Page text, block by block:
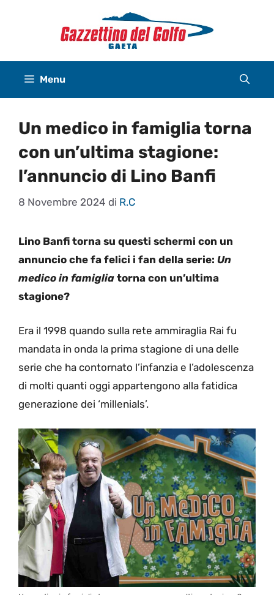
Menu
Un medico in famiglia torna
con un’ultima stagione:
l’annuncio di Lino Banfi
8 Novembre 2024 di R.C
Lino Banfi torna su questi schermi con un
annuncio che fa felici i fan della serie: Un
medico in famiglia torna con un’ultima
stagione?
Era il 1998 quando sulla rete ammiraglia Rai fu
mandata in onda la prima stagione di una delle
serie che ha contornato l’infanzia e l’adolescenza
di molti quanti oggi appartengono alla fatidica
generazione dei ‘millenials’.